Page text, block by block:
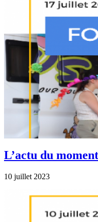
L’actu du
10 juillet 2023